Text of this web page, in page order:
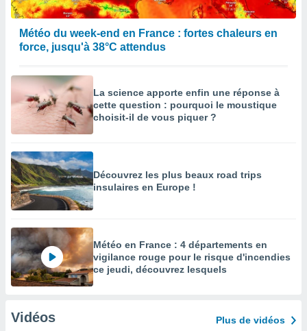
Météo du week-end en France : fortes chaleurs en
force, jusqu'à 38°C attendus
La science apporte enfin une réponse à
cette question : pourquoi le moustique
choisit-il de vous piquer ?
Découvrez les plus beaux road trips
insulaires en Europe !
Météo en France : 4 départements en
vigilance rouge pour le risque d'incendies
ce jeudi, découvrez lesquels
Vidéos Plus de vidéos